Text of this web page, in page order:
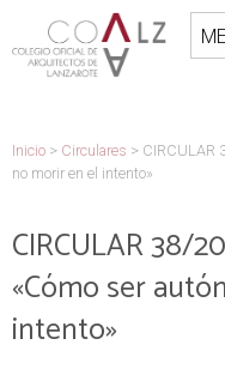
Inicio > Circulares > CIRCULAR
no morir en el intento»
CIRCULAR 38/
«Cómo ser
intento»